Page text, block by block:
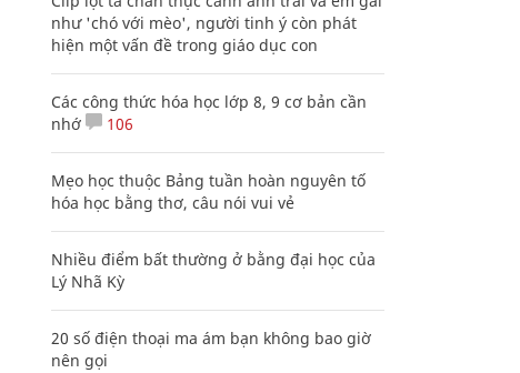
như 'chó với mèo', người tinh ý còn phát
hiện một vấn đề trong giáo dục con
Các công thức hóa học lớp 8, 9 cơ bản cần
nhớ
106
Mẹo học thuộc Bảng tuần hoàn nguyên tố
hóa học bằng thơ, câu nói vui vẻ
Nhiều điểm bất thường ở bằng đại học của
Lý Nhã Kỳ
20 số điện thoại ma ám bạn không bao giờ
nên gọi